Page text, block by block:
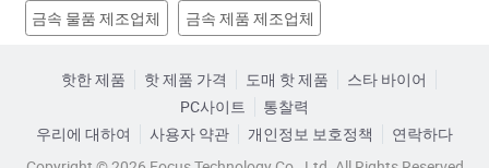
금속 물품 제조업체 금속 제품 제조업체
금속 세척제 공장
핫한 제품 핫 제품 가격 도매 핫 제품
스타 바이어
PC사이트
통찰력
우리에 대하여
사용자 약관 개인정보 보호정책
연락하다